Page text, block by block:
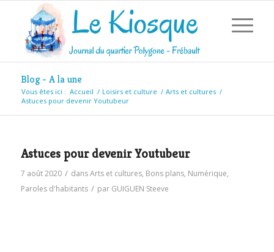
Blog - A la une
Vous êtes ici : Accueil / Loisirs et culture / Arts et cultures /
Astuces pour devenir Youtubeur
Astuces pour devenir Youtubeur
7 août 2020 / dansArts et cultures, Bons plans, Numérique,
Paroles d'habitants / par GUIGUEN Steeve